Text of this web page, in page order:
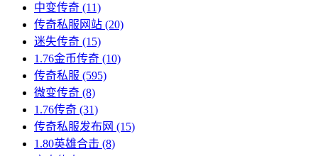
中变传奇 (11)
传奇私服网站 (20)
迷失传奇 (15)
1.76金币传奇 (10)
传奇私服 (595)
微变传奇 (8)
1.76传奇 (31)
传奇私服发布网 (15)
1.80英雄合击 (8)